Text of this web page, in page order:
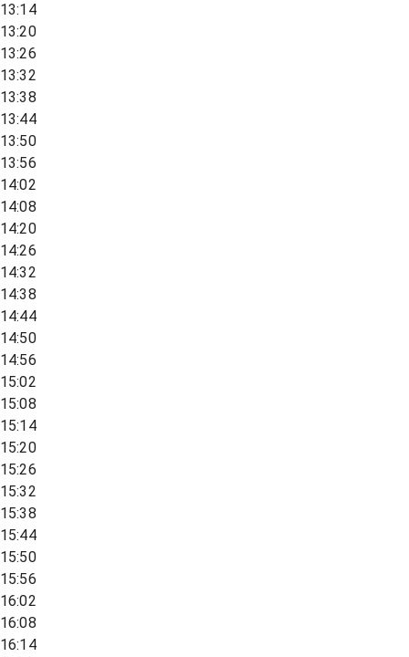
13:14
13:20
13:26
13:32
13:38
13:44
13:50
13:56
14:02
14:08
14:20
14:26
14:32
14:38
14:44
14:50
14:56
15:02
15:08
15:14
15:20
15:26
15:32
15:38
15:44
15:50
15:56
16:02
16:08
16:14